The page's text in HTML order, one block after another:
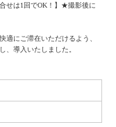
せは1回でOK！】★撮影後に
適にご滞在いただけるよう、
、導入いたしました。